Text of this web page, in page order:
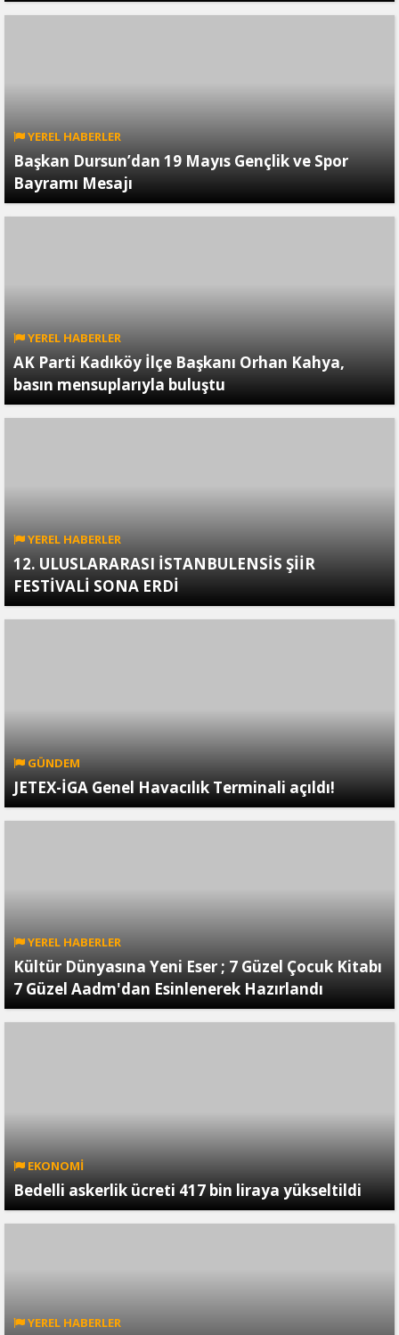
YEREL HABERLER
Başkan Dursun’dan 19 Mayıs Gençlik ve Spor
Bayramı Mesajı
YEREL HABERLER
AK Parti Kadıköy İlçe Başkanı Orhan Kahya,
basın mensuplarıyla buluştu
YEREL HABERLER
12. ULUSLARARASI İSTANBULENSİS ŞİİR
FESTİVALİ SONA ERDİ
GÜNDEM
JETEX-İGA Genel Havacılık Terminali açıldı!
YEREL HABERLER
Kültür Dünyasına Yeni Eser ; 7 Güzel Çocuk Kitabı
7 Güzel Aadm'dan Esinlenerek Hazırlandı
EKONOMİ
Bedelli askerlik ücreti 417 bin liraya yükseltildi
YEREL HABERLER